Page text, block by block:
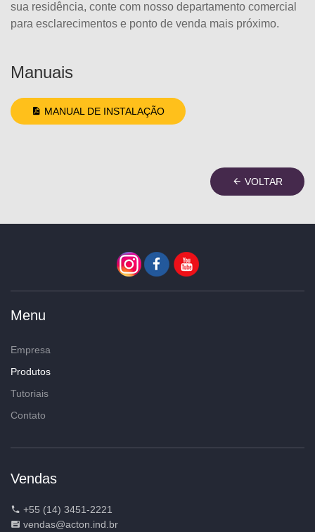
sua residência, conte com nosso departamento comercial
para esclarecimentos e ponto de venda mais próximo.
Manuais
MANUAL DE INSTALAÇÃO
VOLTAR
Menu
Empresa
Produtos
Tutoriais
Contato
Vendas
+55 (14) 3451-2221
vendas@acton.ind.br